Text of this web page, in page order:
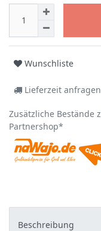
Wunschliste
Lieferzeit anfragen
Zusätzliche Bestände
Partnershop*
Beschreibung